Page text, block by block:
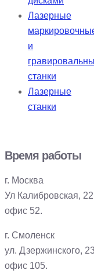
Лазерные
и
станки
Лазерные
станки
Время работы
г. Москва
Ул Калибровская,
офис 52.
г. Смоленск
ул. Дзержинского,
офис 105.